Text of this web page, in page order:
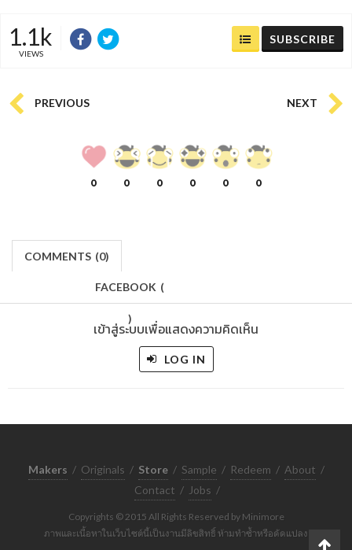
1.1k
VIEWS
SUBSCRIBE
PREVIOUS NEXT
0 0 0 0 0 0
COMMENTS (0)
FACEBOOK (
)
เข้าสู่ระบบเพื่อแสดงความคิดเห็น
LOG IN
Makers / Originals / Store / Sample / Redeem / About /
Contact / Jobs /
Copyrights © 2015 All Rights Reserved by Minimore
ภาพและเนื้อหาในเว็บไซต์นี้เป็นงานมีลิขสิทธิ์ ห้ามทำซ้ำหรือดัดแปลง